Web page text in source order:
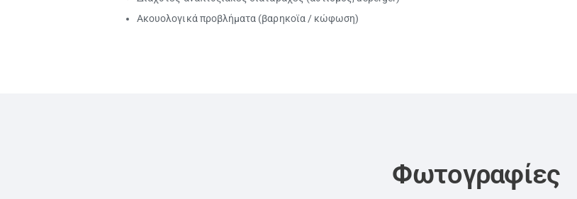
Ακουολογικά προβλήματα (βαρηκοϊα / κώφωση)
Φωτογραφίες